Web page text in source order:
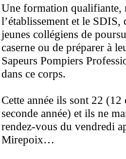
Une formation qualifiante,
l’établissement et le
jeunes collégiens de
caserne ou de préparer à
Sapeurs Pompiers
dans ce corps.
Cette année ils sont 22
seconde année) et ils ne
rendez-vous du vendredi
Mirepoix…